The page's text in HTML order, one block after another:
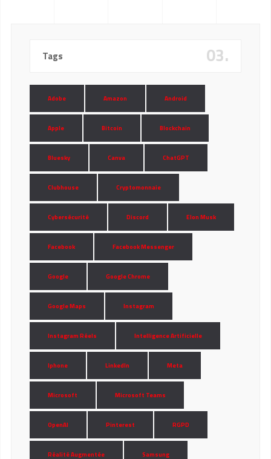
Tags 03.
Adobe Amazon Android
Apple Bitcoin Blockchain
Bluesky Canva ChatGPT
Clubhouse Cryptomonnaie
Cybersécurité Discord Elon Musk
Facebook Facebook Messenger
Google Google Chrome
Google Maps Instagram
Instagram Réels Intelligence Artificielle
Iphone LinkedIn Meta
Microsoft Microsoft Teams
OpenAI Pinterest RGPD
Réalité Augmentée Samsung